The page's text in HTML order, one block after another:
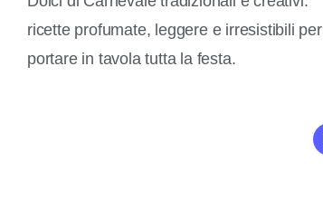
ricette profumate, leggere e irresistibili per
portare in tavola tutta la festa.